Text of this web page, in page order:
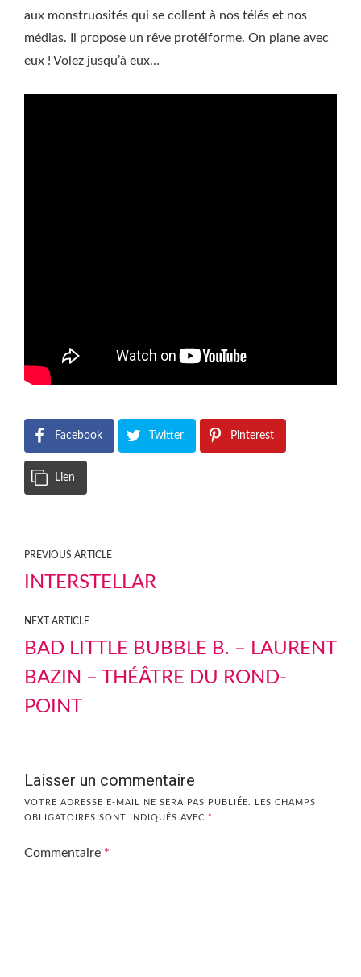
aux monstruosités qui se collent à nos télés et nos
médias. Il propose un rêve protéiforme. On plane avec
eux ! Volez jusqu’à eux…
Facebook Twitter Pinterest
Lien
PREVIOUS ARTICLE
INTERSTELLAR
NEXT ARTICLE
BAD LITTLE BUBBLE B. – LAURENT
BAZIN – THÉÂTRE DU ROND-
POINT
Laisser un commentaire
VOTRE ADRESSE E-MAIL NE SERA PAS PUBLIÉE.
LES CHAMPS
OBLIGATOIRES SONT INDIQUÉS AVEC *
Commentaire *